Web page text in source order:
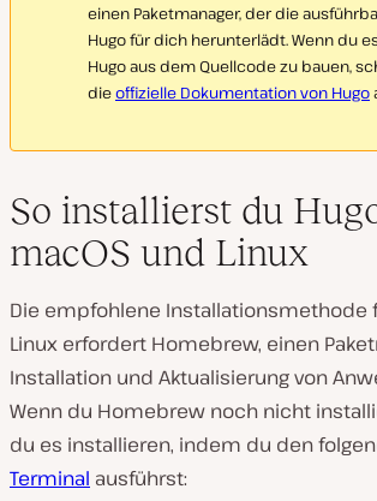
einen Paketmanager, der die
Hugo für dich herunterlädt. Wenn du
Hugo aus dem Quellcode zu bauen,
dieoffizielle Dokumentation von Hugo
So installierst du
macOS und Linux
Die empfohlene Installationsmethode
Linux erfordert Homebrew, einen
Installation und Aktualisierung von
Wenn du Homebrew noch nicht
du es installieren, indem du den
Terminal ausführst: